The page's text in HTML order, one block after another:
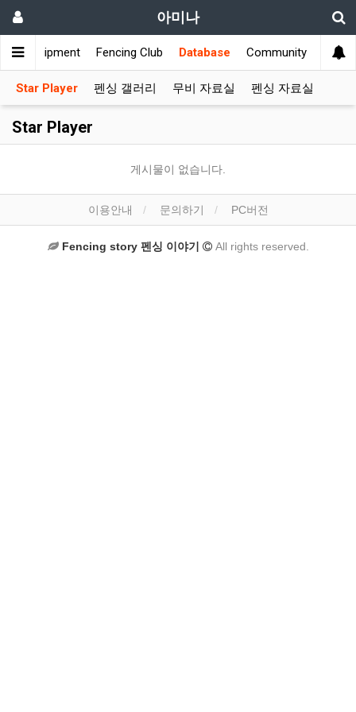
아미나
Equipment Fencing Club Database Community
Star Player 펜싱 갤러리 무비 자료실 펜싱 자료실
Star Player
게시물이 없습니다.
이용안내 문의하기 PC버전
Fencing story 펜싱 이야기 All rights reserved.